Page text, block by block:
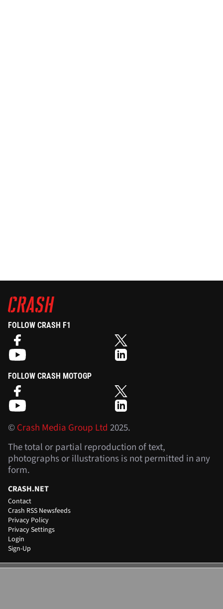
FOLLOW CRASH F1
FOLLOW CRASH MOTOGP
©Crash Media Group Ltd 2025.
The total or partial reproduction of text,
photographs or illustrations is not permitted in any
form.
CRASH.NET
Contact
Crash RSS Newsfeeds
Privacy Policy
Privacy Settings
Login
Sign-Up